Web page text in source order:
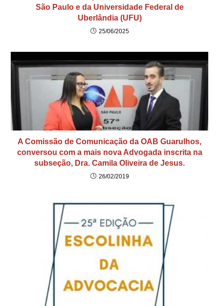
São Paulo e da Universidade Federal de
Uberlândia (UFU)
25/06/2025
A Comissão de Comunicação da OAB Guarulhos,
conversou com a mais nova Advogada inscrita na
subseção, Dra. Camila Oliveira de Jesus.
26/02/2019